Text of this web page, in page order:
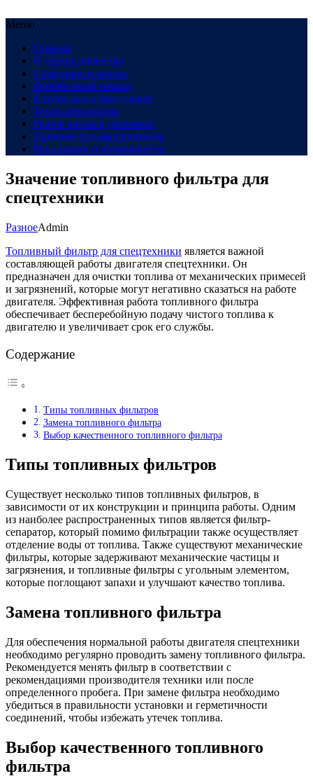
Меню
Главная
В сердце общества
Созидание и рынок
Финансовый компас
В пути: все о транспорте
Техно-революция
Рынок жилья в динамике
Здоровье под микроскопом
Инновации и возможности
Значение топливного фильтра для
спецтехники
РазноеAdmin
Топливный фильтр для спецтехники является важной
составляющей работы двигателя спецтехники. Он
предназначен для очистки топлива от механических примесей
и загрязнений, которые могут негативно сказаться на работе
двигателя. Эффективная работа топливного фильтра
обеспечивает бесперебойную подачу чистого топлива к
двигателю и увеличивает срок его службы.
Содержание
Типы топливных фильтров
Замена топливного фильтра
Выбор качественного топливного фильтра
Типы топливных фильтров
Существует несколько типов топливных фильтров, в
зависимости от их конструкции и принципа работы. Одним
из наиболее распространенных типов является фильтр-
сепаратор, который помимо фильтрации также осуществляет
отделение воды от топлива. Также существуют механические
фильтры, которые задерживают механические частицы и
загрязнения, и топливные фильтры с угольным элементом,
которые поглощают запахи и улучшают качество топлива.
Замена топливного фильтра
Для обеспечения нормальной работы двигателя спецтехники
необходимо регулярно проводить замену топливного фильтра.
Рекомендуется менять фильтр в соответствии с
рекомендациями производителя техники или после
определенного пробега. При замене фильтра необходимо
убедиться в правильности установки и герметичности
соединений, чтобы избежать утечек топлива.
Выбор качественного топливного
фильтра